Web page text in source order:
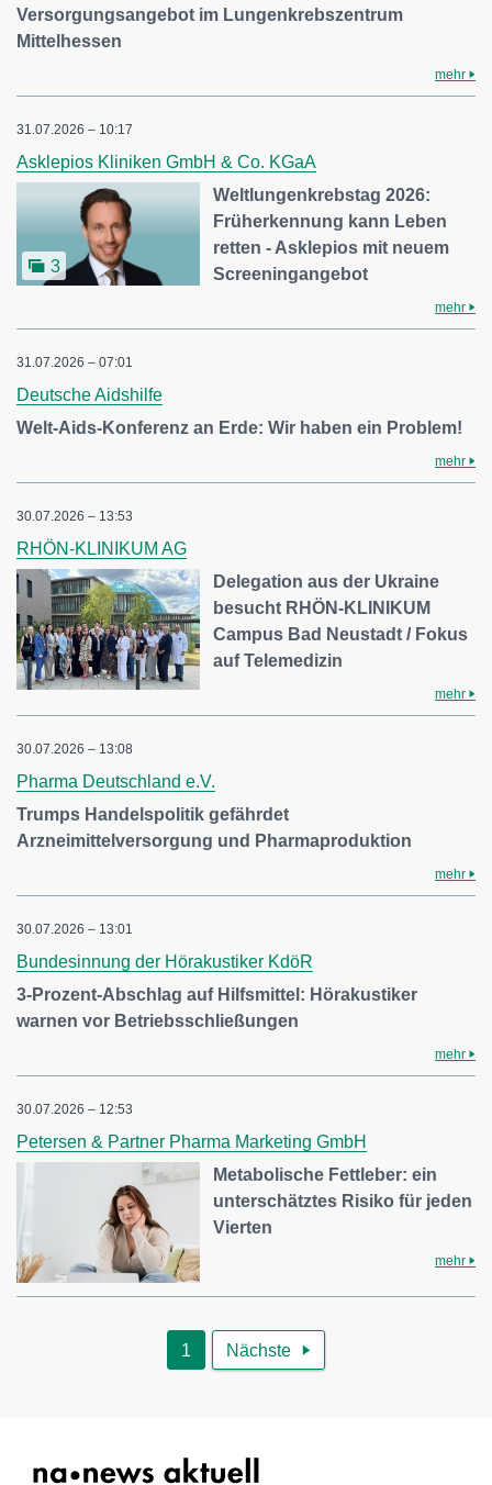
Versorgungsangebot im Lungenkrebszentrum
Mittelhessen
mehr
31.07.2026 – 10:17
Asklepios Kliniken GmbH & Co. KGaA
3
Weltlungenkrebstag 2026:
Früherkennung kann Leben
retten - Asklepios mit neuem
Screeningangebot
mehr
31.07.2026 – 07:01
Deutsche Aidshilfe
Welt-Aids-Konferenz an Erde: Wir haben ein Problem!
mehr
30.07.2026 – 13:53
RHÖN-KLINIKUM AG
Delegation aus der Ukraine
besucht RHÖN-KLINIKUM
Campus Bad Neustadt / Fokus
auf Telemedizin
mehr
30.07.2026 – 13:08
Pharma Deutschland e.V.
Trumps Handelspolitik gefährdet
Arzneimittelversorgung und Pharmaproduktion
mehr
30.07.2026 – 13:01
Bundesinnung der Hörakustiker KdöR
3-Prozent-Abschlag auf Hilfsmittel: Hörakustiker
warnen vor Betriebsschließungen
mehr
30.07.2026 – 12:53
Petersen & Partner Pharma Marketing GmbH
Metabolische Fettleber: ein
unterschätztes Risiko für jeden
Vierten
mehr
1 Nächste 